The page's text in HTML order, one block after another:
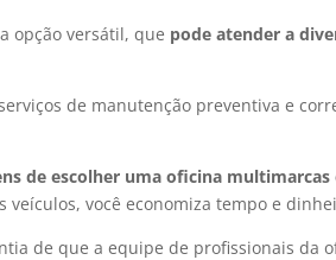
opção versátil, que pode atender a
de manutenção preventiva e
de escolher uma oficina multimarcas
veículos, você economiza tempo e
de que a equipe de profissionais da